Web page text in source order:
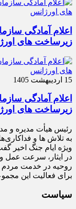
اعلام آمادگی
زیرساخت‌ های
15 اردیبهشت 1405
اعلام آمادگی
زیرساخت‌ های
رئیس هیأت‌ مدیره و
به تلاش‌ ها و
ویژه ایام جنگ اخیر
در ایثار، سرعت‌ عمل
روحیه در خدمت
برای فعالیت این
سیاست